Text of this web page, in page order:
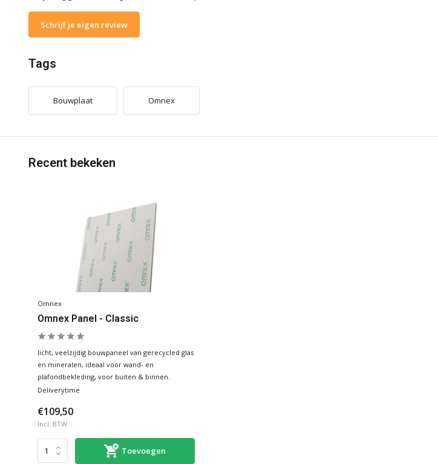
Schrijf je eigen review
Tags
Bouwplaat Omnex
Recent bekeken
Omnex
Omnex Panel - Classic
licht, veelzijdig bouwpaneel van gerecycled glas
en mineralen, ideaal voor wand- en
plafondbekleding, voor buiten & binnen.
Deliverytime
€109,50
Incl. BTW
Toevoegen